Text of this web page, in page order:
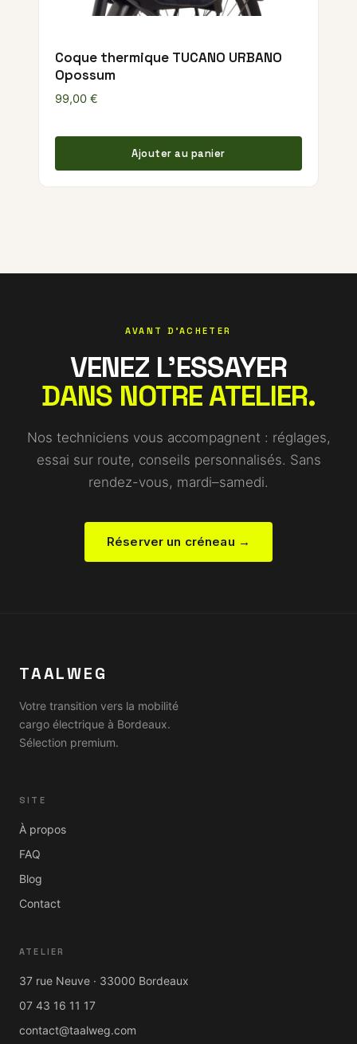
Coque thermique TUCANO URBANO
Opossum
99,00 €
Ajouter au panier
AVANT D'ACHETER
VENEZ L'ESSAYER
DANS NOTRE ATELIER.
Nos techniciens vous accompagnent : réglages,
essai sur route, conseils personnalisés. Sans
rendez-vous, mardi–samedi.
Réserver un créneau →
TAALWEG
Votre transition vers la mobilité
cargo électrique à Bordeaux.
Sélection premium.
SITE
À propos
FAQ
Blog
Contact
ATELIER
37 rue Neuve · 33000 Bordeaux
07 43 16 11 17
contact@taalweg.com